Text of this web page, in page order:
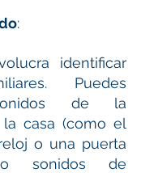
:
identificar
Puedes
de la
la casa (como el
o una puerta
o sonidos de